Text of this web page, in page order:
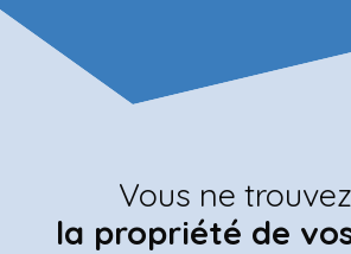
Vous ne
la propriété de